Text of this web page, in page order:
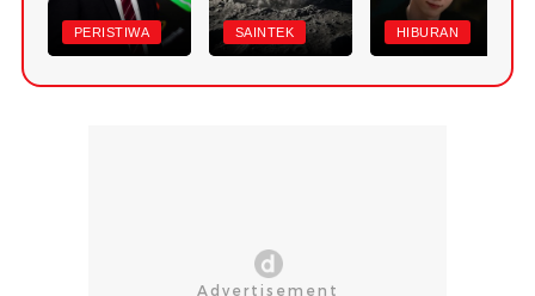
PERISTIWA SAINTEK HIBURAN